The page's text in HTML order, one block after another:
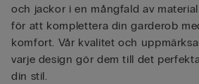
och jackor i en mångfald av
för att komplettera din garderob
komfort. Vår kvalitet och
varje design gör dem till det
din stil.